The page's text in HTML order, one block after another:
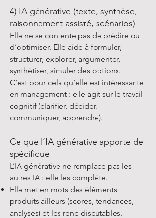
4) IA générative (texte, synthèse,
raisonnement assisté, scénarios)
Elle ne se contente pas de prédire ou
d’optimiser. Elle aide à formuler,
structurer, explorer, argumenter,
synthétiser, simuler des options.
C’est pour cela qu’elle est intéressante
en management : elle agit sur le travail
cognitif (clarifier, décider,
communiquer, apprendre).
Ce que l’IA générative apporte de
spécifique
L’IA générative ne remplace pas les
autres IA : elle les complète.
Elle met en mots des éléments
produits ailleurs (scores, tendances,
analyses) et les rend discutables.